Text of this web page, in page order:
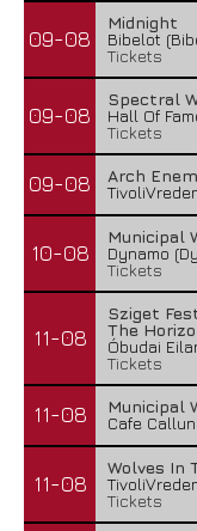
09-08
Midnight
Bibelot
Tickets
09-08
Spectral
Hall Of
Tickets
09-08
Arch
10-08
Municipal
Dynamo
Tickets
11-08
Sziget
The
Óbudai
Tickets
11-08
Municipal
Cafe
11-08
Wolves In
Tickets